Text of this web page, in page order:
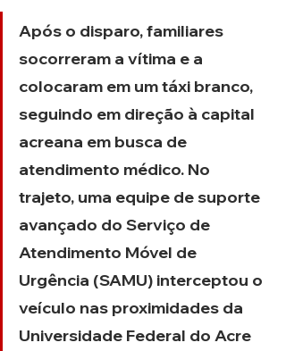
Após o disparo, familiares
socorreram a vítima e a
colocaram em um táxi branco,
seguindo em direção à capital
acreana em busca de
atendimento médico. No
trajeto, uma equipe de suporte
avançado do Serviço de
Atendimento Móvel de
Urgência (SAMU) interceptou o
veículo nas proximidades da
Universidade Federal do Acre